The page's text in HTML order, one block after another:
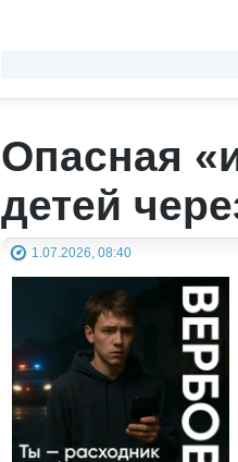
Опасная
детей
1.07.2026, 08:40